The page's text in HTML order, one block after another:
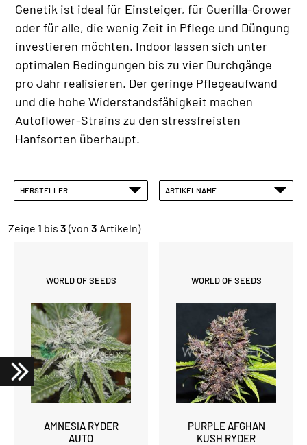
Genetik ist ideal für Einsteiger, für Guerilla-Grower
oder für alle, die wenig Zeit in Pflege und Düngung
investieren möchten. Indoor lassen sich unter
optimalen Bedingungen bis zu vier Durchgänge
pro Jahr realisieren. Der geringe Pflegeaufwand
und die hohe Widerstandsfähigkeit machen
Autoflower-Strains zu den stressfreisten
Hanfsorten überhaupt.
HERSTELLER ARTIKELNAME
Zeige 1 bis 3 (von 3 Artikeln)
WORLD OF SEEDS
AMNESIA RYDER
AUTO
WORLD OF SEEDS
PURPLE AFGHAN
KUSH RYDER